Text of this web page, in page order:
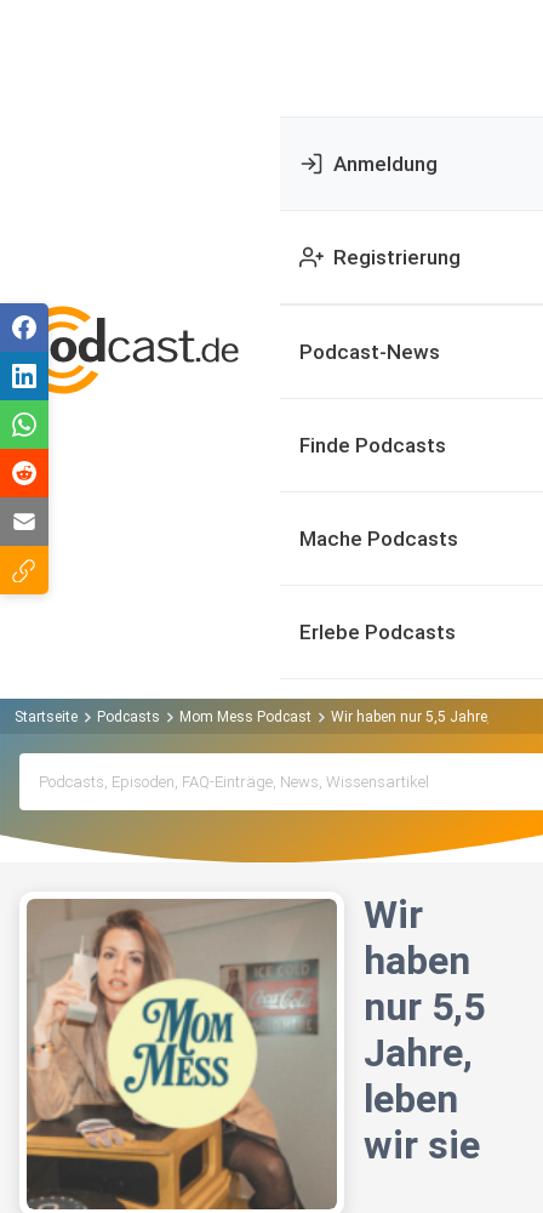
Anmeldung
Registrierung
Podcast-News
Finde Podcasts
Mache Podcasts
Erlebe Podcasts
Startseite Podcasts Mom Mess Podcast Wir haben nur 5,5 Jahre, leben
Wir
haben
nur 5,5
Jahre,
leben
wir sie